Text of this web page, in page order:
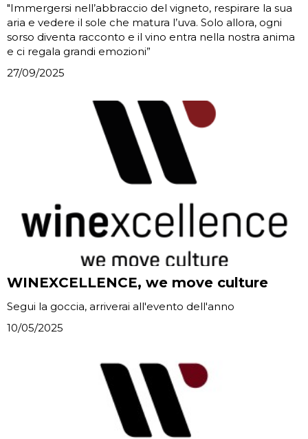
"Immergersi nell’abbraccio del vigneto, respirare la sua
aria e vedere il sole che matura l’uva. Solo allora, ogni
sorso diventa racconto e il vino entra nella nostra anima
e ci regala grandi emozioni”
27/09/2025
WINEXCELLENCE, we move culture
Segui la goccia, arriverai all'evento dell'anno
10/05/2025